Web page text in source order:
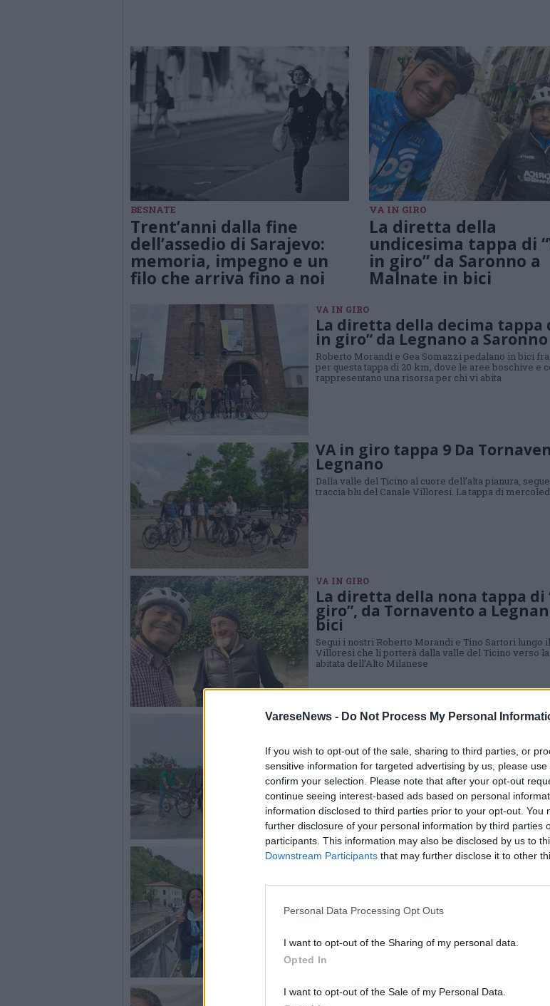
VareseNews - Do Not Process My Personal
If you wish to opt-out of the sale, sharing to third parties, or
sensitive information for targeted advertising by us, please
confirm your selection. Please note that after your opt-out
continue seeing interest-based ads based on personal
information disclosed to third parties prior to your opt-out. You
further disclosure of your personal information by third parties
participants. This information may also be disclosed by us to
Downstream Participants that may further disclose it to other
Personal Data Processing Opt Outs
I want to opt-out of the Sharing of my personal data.
Opted In
I want to opt-out of the Sale of my Personal Data.
BESNATE
Trent’anni dalla fine
dell’assedio di Sarajevo:
memoria, impegno e un
filo che arriva fino a noi
VA IN GIRO
La diretta della
undicesima tappa di
in giro” da Saronno a
Malnate in bici
VA IN GIRO
La diretta della decima tappa
in giro” da Legnano a
Roberto Morandi e Gea Somazzi pedalano in bici
per questa tappa di 20 km, dove le aree boschive e
rappresentano una risorsa per chi vi abita
VA in giro tappa 9 Da
Legnano
Dalla valle del Ticino al cuore dell’alta pianura,
traccia blu del Canale Villoresi. La tappa di
VA IN GIRO
La diretta della nona tappa di
giro”, da Tornavento a
bici
Segui i nostri Roberto Morandi e Tino Sartori lungo
Villoresi che li porterà dalla valle del Ticino verso
abitata dell’Alto Milanese
VA in giro tappa 8 Da Sesto
“VA in giro”, il grande viaggio di 600 km a piedi e in
il Varesotto, segue ora il filo
VA IN GIRO
La diretta dell’ottava tappa di
giro”, da Sesto Calende a
e i canali poi, con Roberto Morandi e Tino Sartori
VA IN GIRO